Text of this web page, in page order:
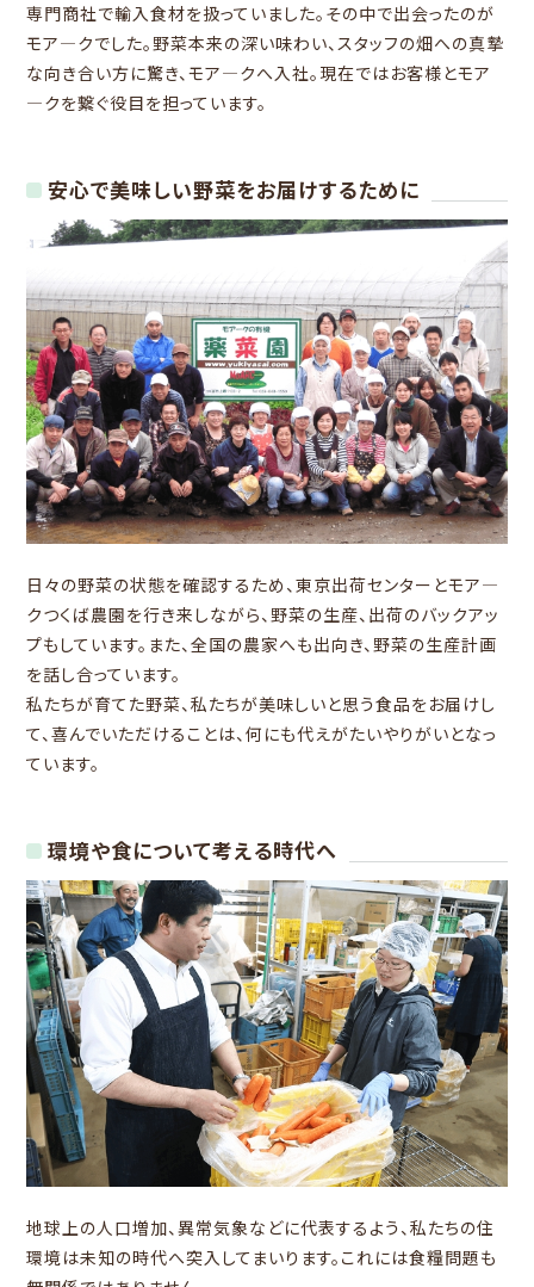
専門商社で輸入食材を扱っていました。その中で出会ったのが
モア―クでした。野菜本来の深い味わい、スタッフの畑への真摯
な向き合い方に驚き、モア―クへ入社。現在ではお客様とモア
―クを繋ぐ役目を担っています。
安心で美味しい野菜をお届けするために
日々の野菜の状態を確認するため、東京出荷センターとモア―
クつくば農園を行き来しながら、野菜の生産、出荷のバックアッ
プもしています。また、全国の農家へも出向き、野菜の生産計画
を話し合っています。
私たちが育てた野菜、私たちが美味しいと思う食品をお届けし
て、喜んでいただけることは、何にも代えがたいやりがいとなっ
ています。
環境や食について考える時代へ
地球上の人口増加、異常気象などに代表するよう、私たちの住
環境は未知の時代へ突入してまいります。これには食糧問題も